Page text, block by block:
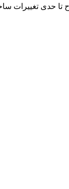
حدی تغییرات